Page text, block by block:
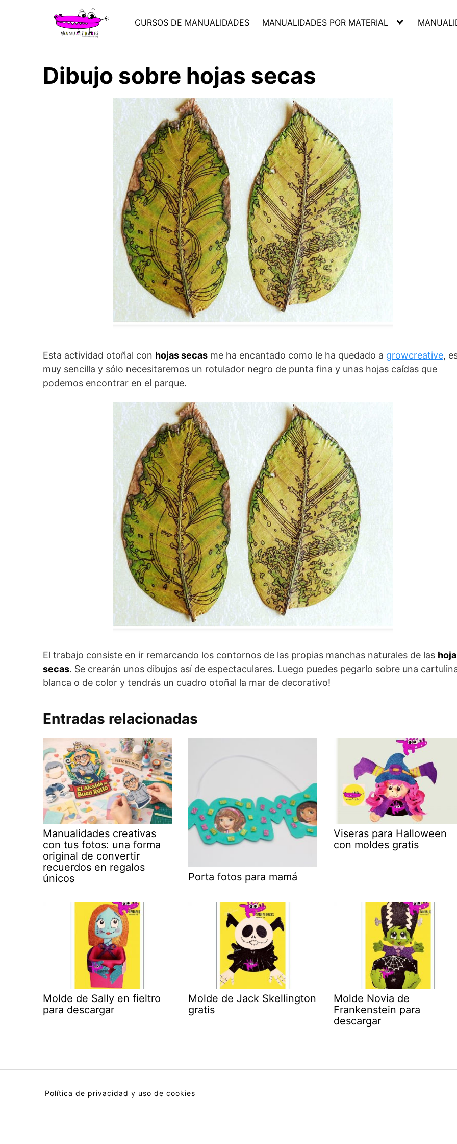
CURSOS DE MANUALIDADES MANUALIDADES POR MATERIAL
Dibujo sobre hojas secas
Esta actividad otoñal con hojas secas me ha encantado como le ha quedado a growcreative,
muy sencilla y sólo necesitaremos un rotulador negro de punta fina y unas hojas caídas que
podemos encontrar en el parque.
El trabajo consiste en ir remarcando los contornos de las propias manchas naturales de las
secas. Se crearán unos dibujos así de espectaculares. Luego puedes pegarlo sobre una
blanca o de color y tendrás un cuadro otoñal la mar de decorativo!
Entradas relacionadas
Manualidades creativas
con tus fotos: una forma
original de convertir
recuerdos en regalos
únicos
Porta fotos para mamá
Viseras para Halloween
con moldes gratis
Molde de Sally en fieltro
para descargar
Molde de Jack Skellington
gratis
Molde Novia de
Frankenstein para
descargar
Política de privacidad y uso de cookies